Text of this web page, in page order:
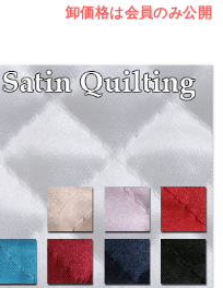
卸価格は会員のみ公開